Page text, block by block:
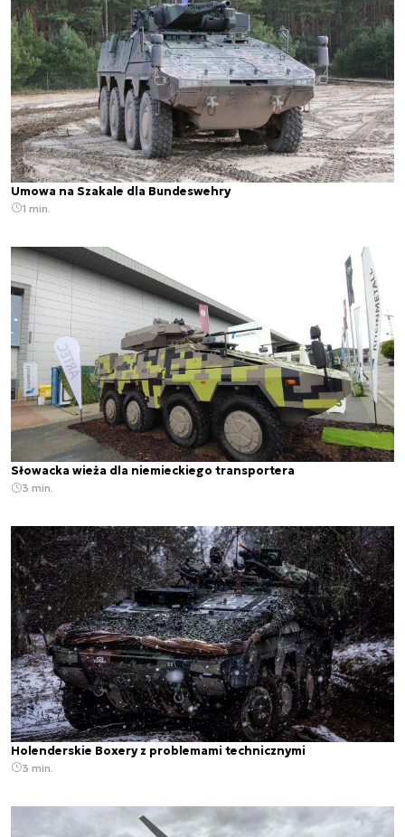
Umowa na Szakale dla Bundeswehry
1 min.
Słowacka wieża dla niemieckiego transportera
3 min.
Holenderskie Boxery z problemami technicznymi
3 min.